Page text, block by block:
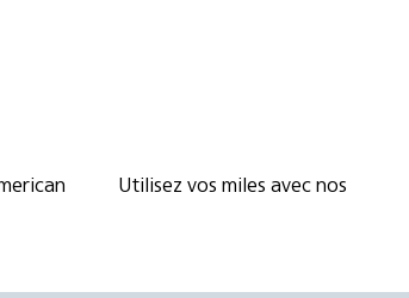
Utilisez vos miles avec nos